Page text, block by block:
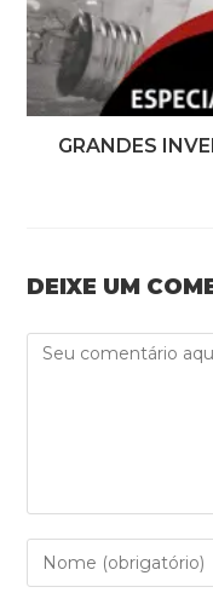
GRANDES
DEIXE UM
Comment
Enter